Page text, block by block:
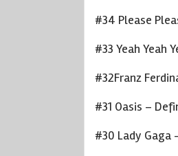
#34 Please
#33 Yeah Yeah
#32Franz
#31 Oasis –
#30 Lady Gaga